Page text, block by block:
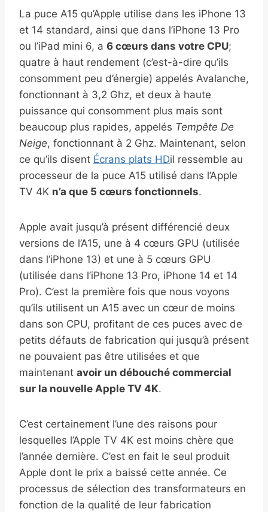
La puce A15 qu’Apple utilise dans les iPhone 13
et 14 standard, ainsi que dans l’iPhone 13 Pro
ou l’iPad mini 6, a 6 cœurs dans votre CPU;
quatre à haut rendement (c’est-à-dire qu’ils
consomment peu d’énergie) appelés Avalanche,
fonctionnant à 3,2 Ghz, et deux à haute
puissance qui consomment plus mais sont
beaucoup plus rapides, appelés Tempête De
Neige, fonctionnant à 2 Ghz. Maintenant, selon
ce qu’ils disent Écrans plats HDil ressemble au
processeur de la puce A15 utilisé dans l’Apple
TV 4K n’a que 5 cœurs fonctionnels.
Apple avait jusqu’à présent différencié deux
versions de l’A15, une à 4 cœurs GPU (utilisée
dans l’iPhone 13) et une à 5 cœurs GPU
(utilisée dans l’iPhone 13 Pro, iPhone 14 et 14
Pro). C’est la première fois que nous voyons
qu’ils utilisent un A15 avec un cœur de moins
dans son CPU, profitant de ces puces avec de
petits défauts de fabrication qui jusqu’à présent
ne pouvaient pas être utilisées et que
maintenant avoir un débouché commercial
sur la nouvelle Apple TV 4K.
C’est certainement l’une des raisons pour
lesquelles l’Apple TV 4K est moins chère que
l’année dernière. C’est en fait le seul produit
Apple dont le prix a baissé cette année. Ce
processus de sélection des transformateurs en
fonction de la qualité de leur fabrication